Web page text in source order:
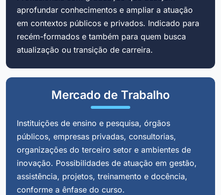
aprofundar conhecimentos e ampliar a atuação
em contextos públicos e privados. Indicado para
recém-formados e também para quem busca
atualização ou transição de carreira.
Mercado de Trabalho
Instituições de ensino e pesquisa, órgãos
públicos, empresas privadas, consultorias,
organizações do terceiro setor e ambientes de
inovação. Possibilidades de atuação em gestão,
assistência, projetos, treinamento e docência,
conforme a ênfase do curso.